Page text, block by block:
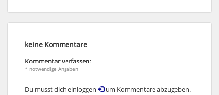
keine Kommentare
Kommentar verfassen:
* notwendige Angaben
Du musst dich einloggen um Kommentare abzugeben.